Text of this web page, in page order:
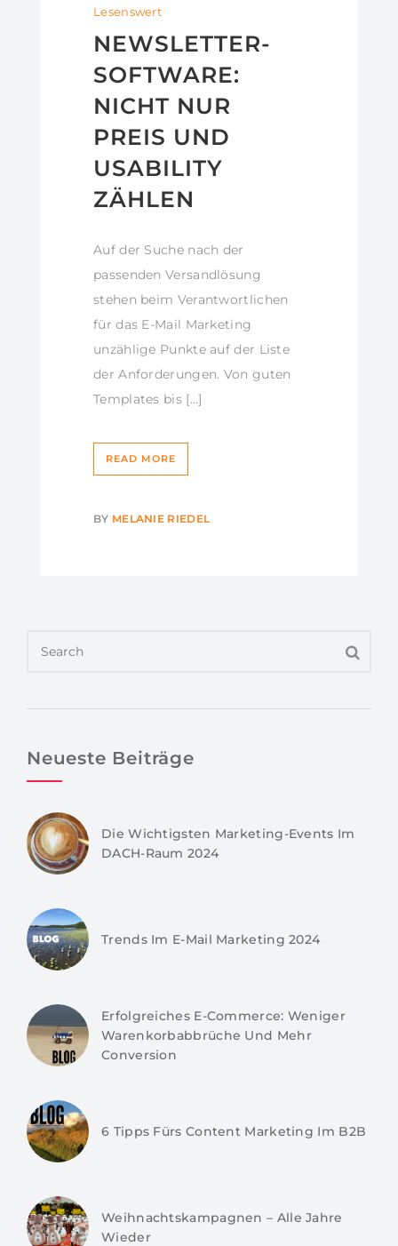
Lesenswert
NEWSLETTER-
SOFTWARE:
NICHT NUR
PREIS UND
USABILITY
ZÄHLEN
Auf der Suche nach der
passenden Versandlösung
stehen beim Verantwortlichen
für das E-Mail Marketing
unzählige Punkte auf der Liste
der Anforderungen. Von guten
Templates bis […]
READ MORE
BY MELANIE RIEDEL
Neueste Beiträge
Die Wichtigsten Marketing-Events Im
DACH-Raum 2024
Trends Im E-Mail Marketing 2024
Erfolgreiches E-Commerce: Weniger
Warenkorbabbrüche Und Mehr
Conversion
6 Tipps Fürs Content Marketing Im B2B
Weihnachtskampagnen – Alle Jahre
Wieder